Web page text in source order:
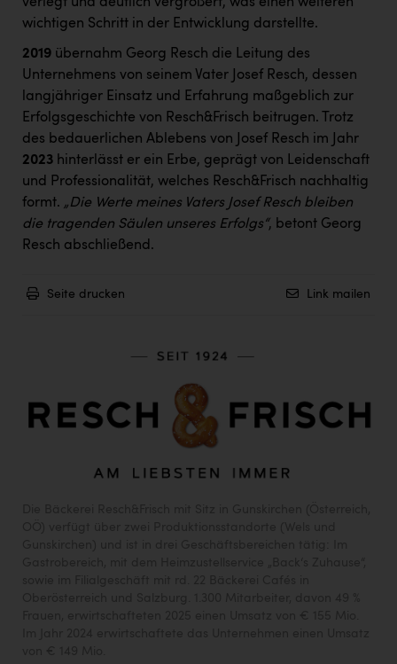
wichtigen Schritt in der Entwicklung darstellte.
2019 übernahm Georg Resch die Leitung des
Unternehmens von seinem Vater Josef Resch, dessen
langjähriger Einsatz und Erfahrung maßgeblich zur
Erfolgsgeschichte von Resch&Frisch beitrugen. Trotz
des bedauerlichen Ablebens von Josef Resch im Jahr
2023 hinterlässt er ein Erbe, geprägt von Leidenschaft
und Professionalität, welches Resch&Frisch nachhaltig
formt. „Die Werte meines Vaters Josef Resch bleiben
die tragenden Säulen unseres Erfolgs“, betont Georg
Resch abschließend.
Seite drucken Link mailen